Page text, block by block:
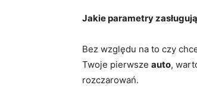
Jakie parametry
Bez względu na to czy
Twoje pierwsze auto,
rozczarowań.